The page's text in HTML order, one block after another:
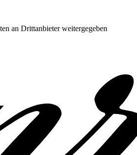
an Drittanbieter weitergegeben